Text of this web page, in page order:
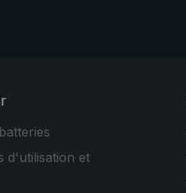
d'utilisation et